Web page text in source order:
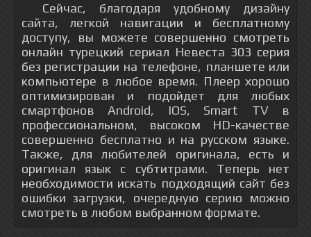
Сейчас, благодаря удобному дизайну
сайта, легкой навигации и бесплатному
доступу, вы можете совершенно смотреть
онлайн турецкий сериал Невеста 303 серия
без регистрации на телефоне, планшете или
компьютере в любое время. Плеер хорошо
оптимизирован и подойдет для любых
смартфонов Android, IOS, Smart TV в
профессиональном, высоком HD-качестве
совершенно бесплатно и на русском языке.
Также, для любителей оригинала, есть и
оригинал язык с субтитрами. Теперь нет
необходимости искать подходящий сайт без
ошибки загрузки, очередную серию можно
смотреть в любом выбранном формате.